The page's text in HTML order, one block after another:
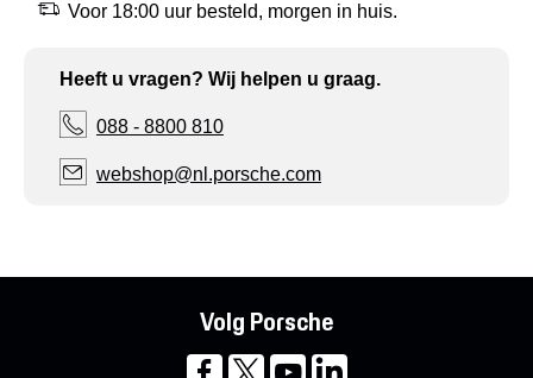
Voor 18:00 uur besteld, morgen in huis.
Heeft u vragen? Wij helpen u graag.
088 - 8800 810
webshop@nl.porsche.com
Volg Porsche